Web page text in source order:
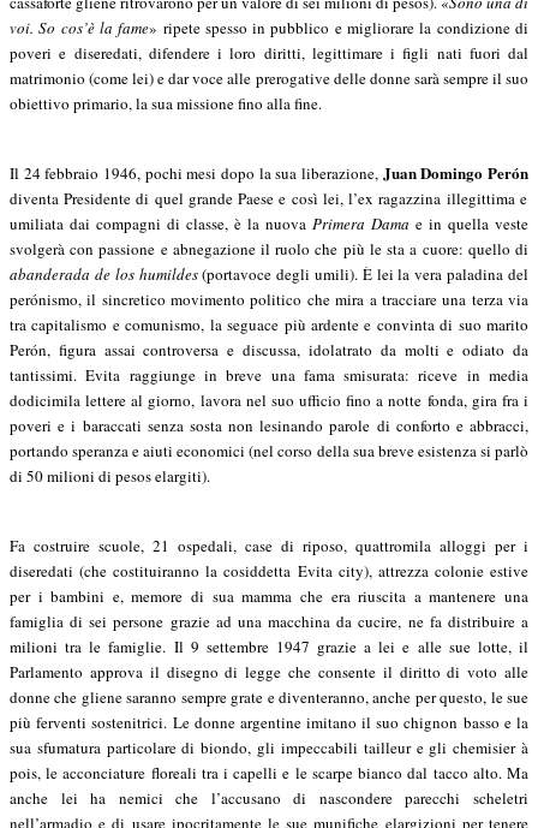
voi. So cos’è la fame» ripete spesso in pubblico e migliorare la condizione di
poveri e diseredati, difendere i loro diritti, legittimare i figli nati fuori dal
matrimonio (come lei) e dar voce alle prerogative delle donne sarà sempre il suo
obiettivo primario, la sua missione fino alla fine.
Il 24 febbraio 1946, pochi mesi dopo la sua liberazione, Juan Domingo Perón
diventa Presidente di quel grande Paese e così lei, l’ex ragazzina illegittima e
umiliata dai compagni di classe, è la nuova Primera Dama e in quella veste
svolgerà con passione e abnegazione il ruolo che più le sta a cuore: quello di
abanderada de los humildes(portavoce degli umili). È lei la vera paladina del
perónismo, il sincretico movimento politico che mira a tracciare una terza via
tra capitalismo e comunismo, la seguace più ardente e convinta di suo marito
Perón, figura assai controversa e discussa, idolatrato da molti e odiato da
tantissimi. Evita raggiunge in breve una fama smisurata: riceve in media
dodicimila lettere al giorno, lavora nel suo ufficio fino a notte fonda, gira fra i
poveri e i baraccati senza sosta non lesinando parole di conforto e abbracci,
portando speranza e aiuti economici (nel corso della sua breve esistenza si parlò
di 50 milioni di pesos elargiti).
Fa costruire scuole, 21 ospedali, case di riposo, quattromila alloggi per i
diseredati (che costituiranno la cosiddetta Evita city), attrezza colonie estive
per i bambini e, memore di sua mamma che era riuscita a mantenere una
famiglia di sei persone grazie ad una macchina da cucire, ne fa distribuire a
milioni tra le famiglie. Il 9 settembre 1947 grazie a lei e alle sue lotte, il
Parlamento approva il disegno di legge che consente il diritto di voto alle
donne che gliene saranno sempre grate e diventeranno, anche per questo, le sue
più ferventi sostenitrici. Le donne argentine imitano il suo chignon basso e la
sua sfumatura particolare di biondo, gli impeccabili tailleur e gli chemisier à
pois, le acconciature floreali tra i capelli e le scarpe bianco dal tacco alto. Ma
anche lei ha nemici che l’accusano di nascondere parecchi scheletri
nell’armadio e di usare ipocritamente le sue munifiche elargizioni per tenere